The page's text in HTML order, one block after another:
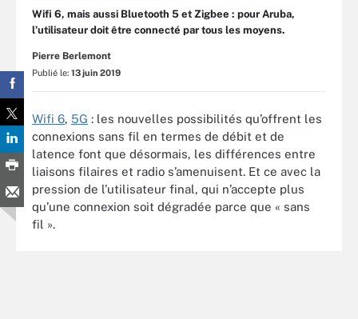
Wifi 6, mais aussi Bluetooth 5 et Zigbee : pour Aruba,
l’utilisateur doit être connecté par tous les moyens.
Pierre Berlemont
Publié le: 13 juin 2019
Wifi 6, 5G : les nouvelles possibilités qu’offrent les
connexions sans fil en termes de débit et de
latence font que désormais, les différences entre
liaisons filaires et radio s’amenuisent. Et ce avec la
pression de l’utilisateur final, qui n’accepte plus
qu’une connexion soit dégradée parce que « sans
fil ».